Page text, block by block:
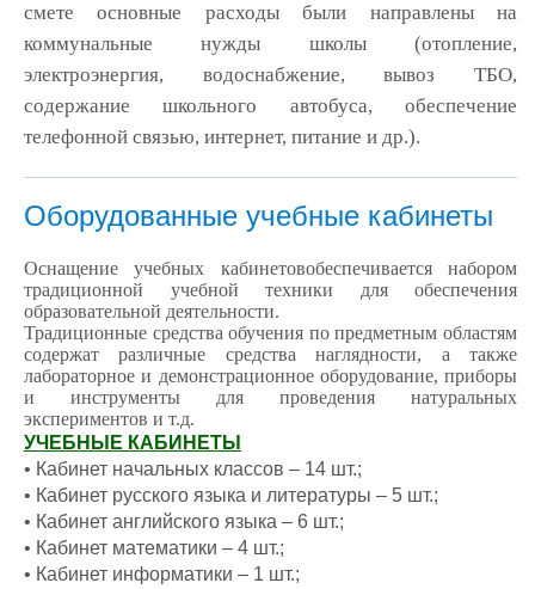
смете основные расходы были направлены на
коммунальные нужды школы (отопление,
электроэнергия, водоснабжение, вывоз ТБО,
содержание школьного автобуса, обеспечение
телефонной связью, интернет, питание и др.).
Оборудованные учебные кабинеты
Оснащение учебных кабинетовобеспечивается набором
традиционной учебной техники для обеспечения
образовательной деятельности.
Традиционные средства обучения по предметным областям
содержат различные средства наглядности, а также
лабораторное и демонстрационное оборудование, приборы
и инструменты для проведения натуральных
экспериментов и т.д.
УЧЕБНЫЕ КАБИНЕТЫ
• Кабинет начальных классов – 14 шт.;
• Кабинет русского языка и литературы – 5 шт.;
• Кабинет английского языка – 6 шт.;
• Кабинет математики – 4 шт.;
• Кабинет информатики – 1 шт.;